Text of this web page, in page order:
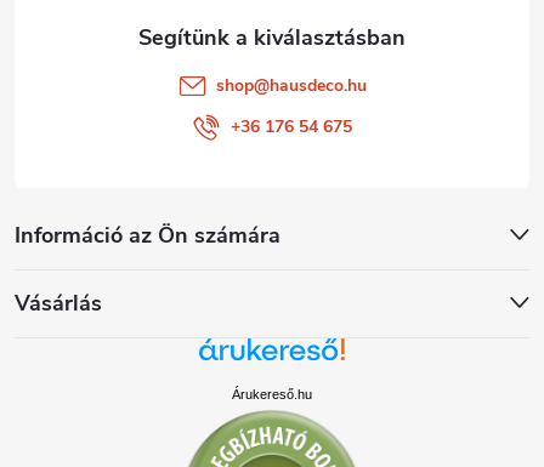
Információ az Ön számára
Vásárlás
shop@hausdeco.hu
+36 176 54 675
Árukereső.hu